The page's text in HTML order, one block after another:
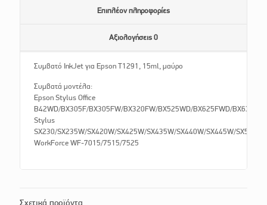
Επιπλέον πληροφορίες
Αξιολογήσεις 0
Συμβατό InkJet για Epson T1291, 15ml, μαύρο
Συμβατά μοντέλα:
Epson Stylus Office
B42WD/BX305F/BX305FW/BX320FW/BX525WD/BX625FWD/
Stylus
SX230/SX235W/SX420W/SX425W/SX435W/SX440W/SX445W/
WorkForce WF-7015/7515/7525
Σχετικά προϊόντα